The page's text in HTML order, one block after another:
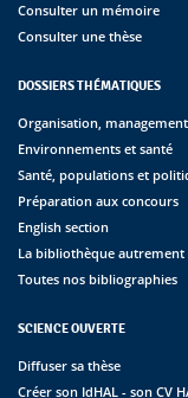
Consulter un mémoire
Consulter une thèse
DOSSIERS THÉMATIQUES
Organisation,
Environnements et santé
Santé, populations et
Préparation aux concours
English section
La bibliothèque autrement
Toutes nos bibliographies
SCIENCE OUVERTE
Diffuser sa thèse
Créer son IdHAL - son CV